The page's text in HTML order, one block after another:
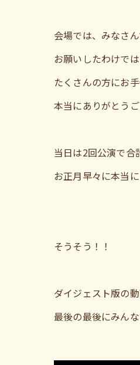
会場では、みなさ
お願いしたわけで
たくさんの方にお
本当にありがとうご
当日は2回公演で合
お正月早々に本当
そうそう！！
ダイジェスト版の
最後の最後にみん